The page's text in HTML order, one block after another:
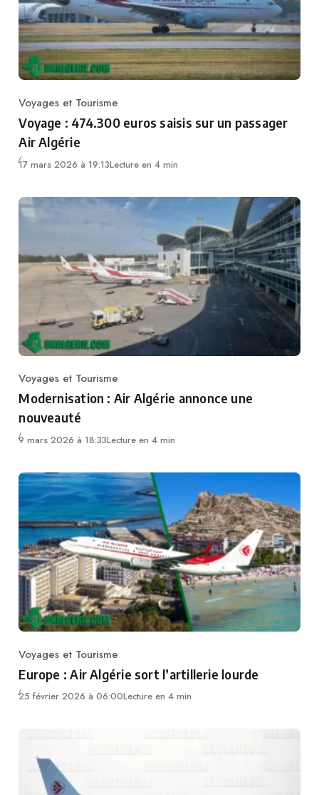
Category
Voyages et Tourisme
Voyage : 474.300 euros saisis sur un passager
Air Algérie
17 mars 2026 à 19:13Lecture en 4 min
Category
Voyages et Tourisme
Modernisation : Air Algérie annonce une
nouveauté
9 mars 2026 à 18:33Lecture en 4 min
Category
Voyages et Tourisme
Europe : Air Algérie sort l’artillerie lourde
25 février 2026 à 06:00Lecture en 4 min